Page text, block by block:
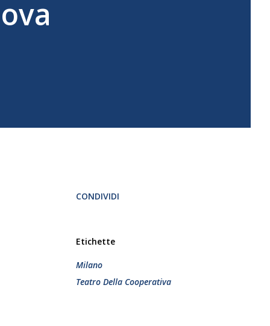
CONDIVIDI
Etichette
Milano
Teatro Della Cooperativa